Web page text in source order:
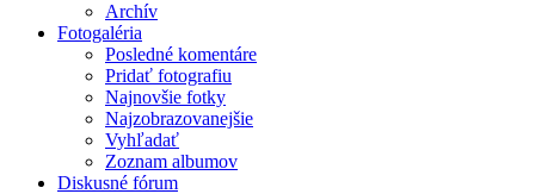
Archív
Fotogaléria
Posledné komentáre
Pridať fotografiu
Najnovšie fotky
Najzobrazovanejšie
Vyhľadať
Zoznam albumov
Diskusné fórum